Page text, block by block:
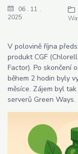
06
11
2025
V polovině října
produkt CGF
Factor). Po skončení
během 2 hodin byly
měsíce. Zájem byl
serverů Green Ways.